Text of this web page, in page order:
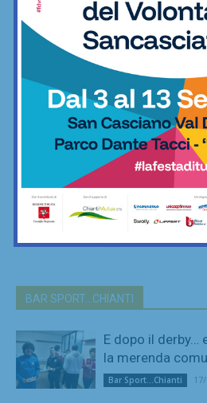
Freestyle 06/12/2022
BAR SPORT...CHIANTI
E dopo il derby…
la merenda
Bar Sport...Chianti